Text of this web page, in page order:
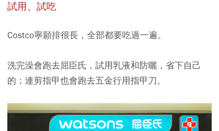
試用、試吃
Costco寧願排很長，全部都要吃過一遍。
洗完澡會跑去屈臣氏，試用乳液和防曬，省下自己
的；連剪指甲也會跑去五金行用指甲刀。